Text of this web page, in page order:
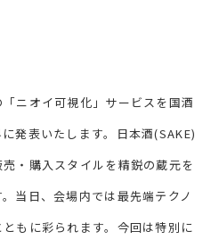
ニオイ可視化」サービスを国酒
発表いたします。日本酒(SAKE)
・購入スタイルを精鋭の蔵元を
当日、会場内では最先端テクノ
もに彩られます。今回は特別に